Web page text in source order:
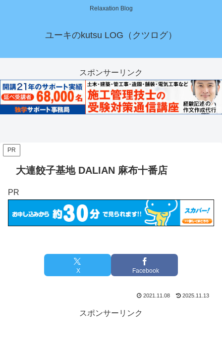
Relaxation Blog
ユーキのkutsu LOG（クツログ）
スポンサーリンク
PR
大連餃子基地 DALIAN 麻布十番店
PR
X Facebook
2021.11.08 2025.11.13
スポンサーリンク